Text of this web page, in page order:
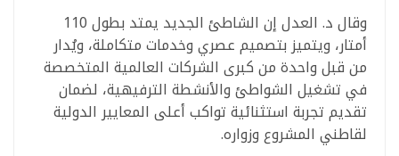
وقال د. العدل إن الشاطئ الجديد يمتد بطول 110
أمتار، ويتميز بتصميم عصري وخدمات متكاملة، ويُدار
من قبل واحدة من كبرى الشركات العالمية المتخصصة
في تشغيل الشواطئ والأنشطة الترفيهية، لضمان
تقديم تجربة استثنائية تواكب أعلى المعايير الدولية
لقاطني المشروع وزواره.